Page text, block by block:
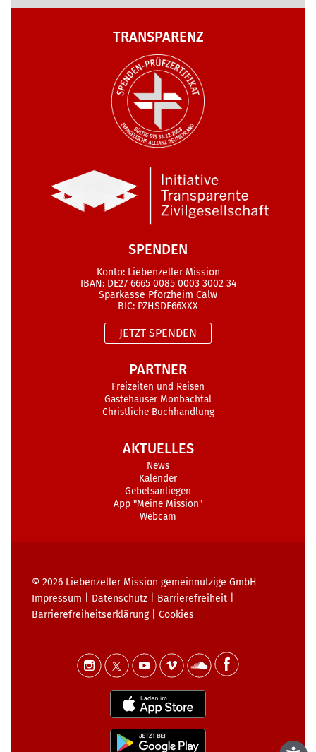
TRANSPARENZ
SPENDEN
Konto: Liebenzeller Mission
IBAN: DE27 6665 0085 0003 3002 34
Sparkasse Pforzheim Calw
BIC: PZHSDE66XXX
JETZT SPENDEN
PARTNER
Freizeiten und Reisen
Gästehäuser Monbachtal
Christliche Buchhandlung
AKTUELLES
News
Kalender
Gebetsanliegen
App "Meine Mission"
Webcam
© 2026 Liebenzeller Mission gemeinnützige GmbH
Impressum
Datenschutz Barrierefreiheit
Barrierefreiheits­erklärung| Cookies